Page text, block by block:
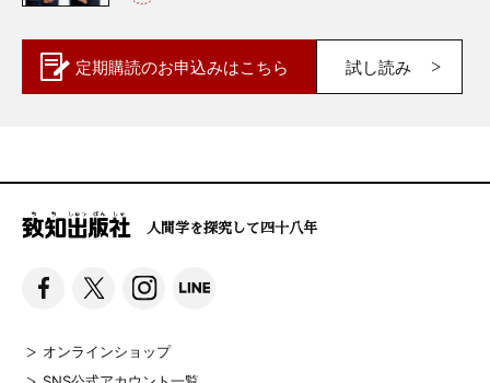
定期購読のお申込みはこちら 試し読み
人間学を探究して四十八年
オンラインショップ